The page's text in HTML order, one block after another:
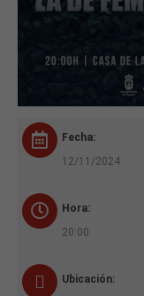
Fecha:
12/11/2024
Hora:
20:00
Ubicación: